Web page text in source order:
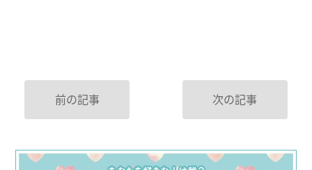
前の記事 次の記事